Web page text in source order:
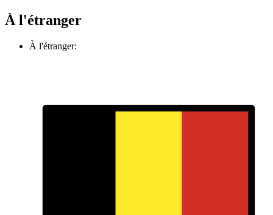
À l'étranger
À l'étranger: